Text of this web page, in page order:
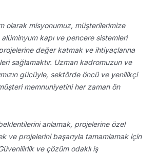
olarak misyonumuz, müşterilerimize
kapı ve pencere sistemleri
değer katmak ve ihtiyaçlarına
sağlamaktır. Uzman kadromuzun ve
gücüyle, sektörde öncü ve yenilikçi
memnuniyetini her zaman ön
anlamak, projelerine özel
ve projelerini başarıyla tamamlamak için
ve çözüm odaklı iş